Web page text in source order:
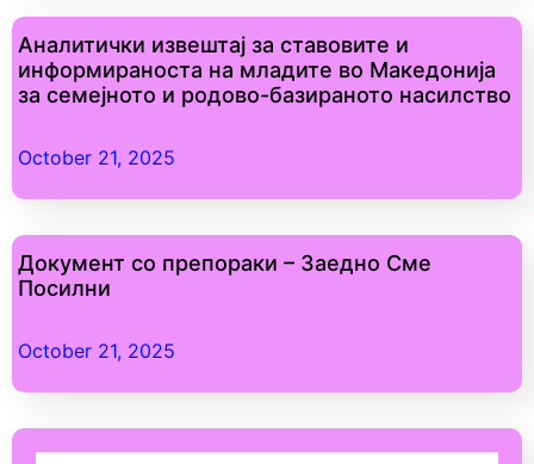
Аналитички извештај за ставовите и
информираноста на младите во Македонија
за семејното и родово-базираното насилство
October 21, 2025
Документ со препораки – Заедно Сме
Посилни
October 21, 2025